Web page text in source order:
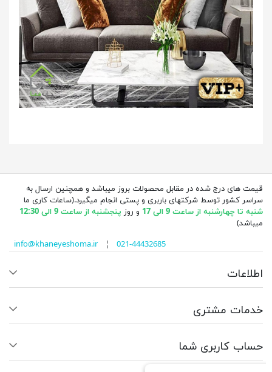
قیمت های درج شده در مقابل محصولات بروز میباشد و همچنین ارسال به
سراسر کشور توسط شرکتهای باربری و پستی انجام میگیرد.(ساعات کاری ما
شنبه تا چهارشنبه از ساعت 9 الی 17
و روز پنجشنبه از ساعت 9 الی 12:30
میباشد)
info@khaneyeshoma.ir¦ 021-44432685
اطلاعات
خدمات مشتری
حساب کاربری شما